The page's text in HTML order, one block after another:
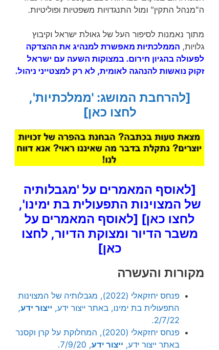
ה"מנהל התקין" ומול התנגדויות משפטיות ופוליטיות.
מתוך נאמנות לסיפור העל של גאולת ישראל וקיבוץ
גלויות, הממלכתיות מאפשרת למנהיג את ההצדקה
לפעולה בהגיון חירום. במצוקות השעה עם ישראל
זקוק נואשות להנהגה לאומית, לא רק למצטייני ניהול.
[להרחבת המושג: 'ממלכתיות',
לחצו כאן]
[לאוסף המאמרים על 'מגבלותיה
של המצוינות התפעולית בת ימינו',
לחצו כאן] [לאוסף המאמרים על
משבר הדיור ומצוקת הדיור, לחצו
כאן]
מקורות והעשרה
פנחס יחזקאלי (2022), מגבלותיה של המצוינות
התפעולית בת ימינו, באתר ייצור ידע, ייצור ידע,
2/7/22.
פנחס יחזקאלי (2020), המחלוקת על קרן וקסנר
באתר ייצור ידע, ייצור ידע, 7/9/20.